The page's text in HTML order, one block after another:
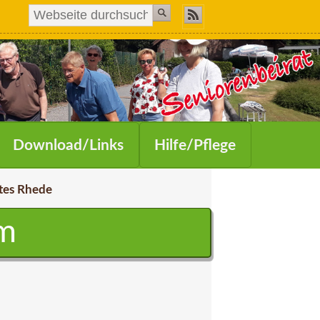
Download/Links Hilfe/Pflege
Rhede